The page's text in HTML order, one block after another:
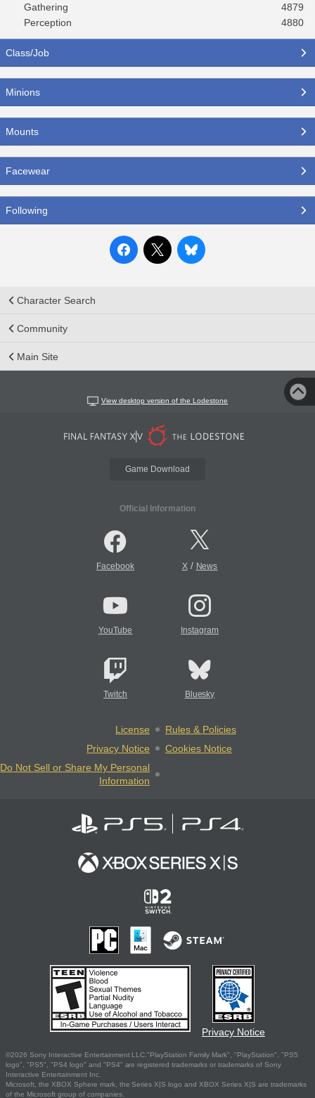
Gathering
4879
Perception
4880
Class/Job
Minions
Mounts
Facewear
Following
Character Search
Community
Main Site
View desktop version of the Lodestone
Game Download
Official Information
Facebook X/ News
YouTube Instagram
Twitch Bluesky
License
Rules & Policies
Privacy Notice
Cookies Notice
Do Not Sell or Share My Personal
Information
Privacy Notice
©2026 Sony Interactive Entertainment LLC."PlayStation Family Mark", "PlayStation", "PS5
logo", "PS5", "PS4 logo" and "PS4" are registered trademarks or trademarks of Sony
Interactive Entertainment Inc.
Microsoft, the XBOX Sphere mark, the Series X|S logo and XBOX Series X|S are trademarks
of the Microsoft group of companies.